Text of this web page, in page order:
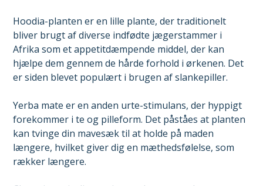
Hoodia-planten er en lille plante, der traditionelt
bliver brugt af diverse indfødte jægerstammer i
Afrika som et appetitdæmpende middel, der kan
hjælpe dem gennem de hårde forhold i ørkenen. Det
er siden blevet populært i brugen af slankepiller.
Yerba mate er en anden urte-stimulans, der hyppigt
forekommer i te og pilleform. Det påståes at planten
kan tvinge din mavesæk til at holde på maden
længere, hvilket giver dig en mæthedsfølelse, som
rækker længere.